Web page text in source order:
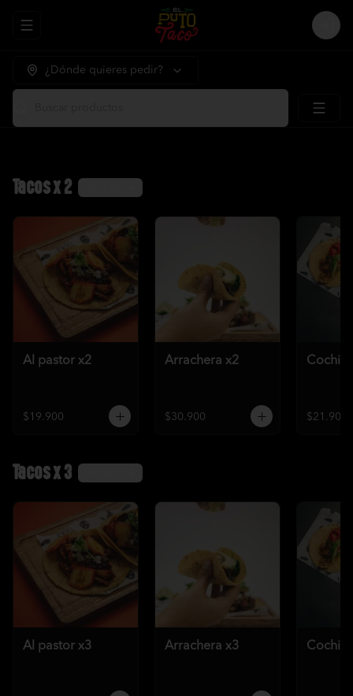
Abrir menu de navegación
¿Dónde quieres pedir?
Tacos x 2
Al pastor x2
$19.900
Arrachera x2
$30.900 $21.900
Tacos x 3
Al pastor x3 Arrachera x3